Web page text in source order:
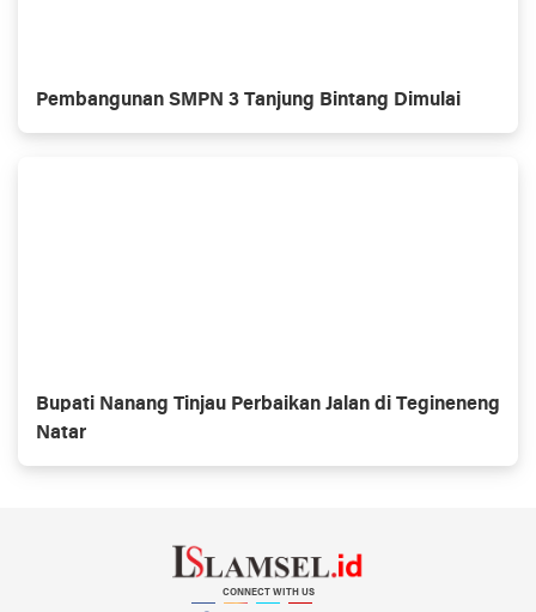
Pembangunan SMPN 3 Tanjung Bintang Dimulai
Bupati Nanang Tinjau Perbaikan Jalan di Tegineneng
Natar
CONNECT WITH US